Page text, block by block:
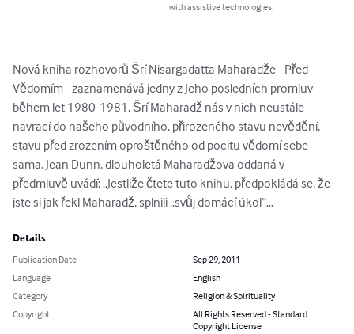
with assistive technologies.
Nová kniha rozhovorů Šrí Nisargadatta Maharadže - Před
Vědomím - zaznamenává jedny z Jeho posledních promluv
během let 1980-1981. Šrí Maharadž nás v nich neustále
navrací do našeho původního, přirozeného stavu nevědění,
stavu před zrozením oproštěného od pocitu vědomí sebe
sama. Jean Dunn, dlouholetá Maharadžova oddaná v
předmluvě uvádí: „Jestliže čtete tuto knihu, předpokládá se, že
jste si jak řekl Maharadž, splnili „svůj domácí úkol“…
Details
Publication Date
Sep 29, 2011
Language
English
Category
Religion & Spirituality
Copyright
All Rights Reserved - Standard
Copyright License